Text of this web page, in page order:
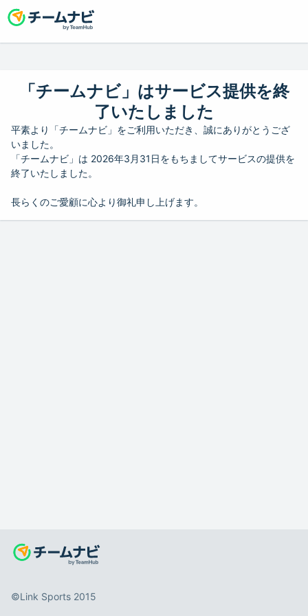
「チームナビ」はサービス提供を終
了いたしました
平素より「チームナビ」をご利用いただき、誠にありがとうござ
いました。
「チームナビ」は 2026年3月31日をもちましてサービスの提供を
終了いたしました。
長らくのご愛顧に心より御礼申し上げます。
©️Link Sports 2015